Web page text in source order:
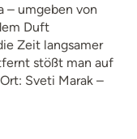
– umgeben von
Duft
Zeit langsamer
stößt man auf
Sveti Marak –